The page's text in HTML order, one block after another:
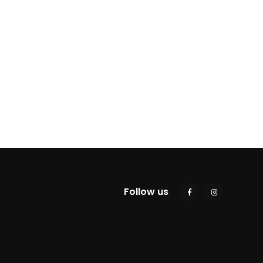
Follow us